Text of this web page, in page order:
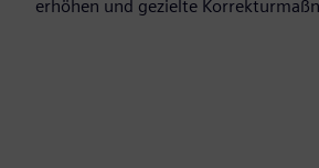
erhöhen und gezielte